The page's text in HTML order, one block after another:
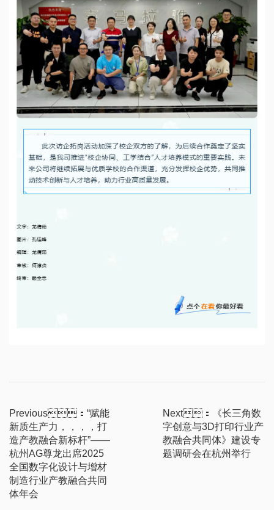
Previous：“赋能
新质生产力，，，，打
造产教融合新标杆”——
杭州AG尊龙出席2025
全国数字化设计与增材
制造行业产教融合共同
体年会
Next：《长三角数
字创意与3D打印行业产
教融合共同体》建设专
题调研会在杭州举行